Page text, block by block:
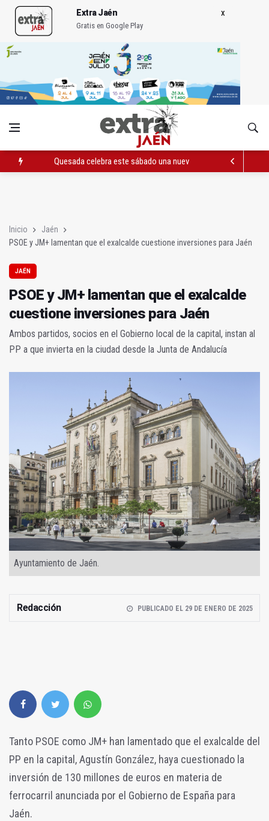
Extra Jaén
Gratis en Google Play
Quesada celebra este sábado una nueva jornada de Orgullo
Inicio
Jaén
PSOE y JM+ lamentan que el exalcalde cuestione inversiones para Jaén
JAÉN
PSOE y JM+ lamentan que el exalcalde
cuestione inversiones para Jaén
Ambos partidos, socios en el Gobierno local de la capital, instan al
PP a que invierta en la ciudad desde la Junta de Andalucía
Ayuntamiento de Jaén.
Redacción PUBLICADO EL 29 DE ENERO DE 2025
Tanto PSOE como JM+ han lamentado que el exalcalde del
PP en la capital, Agustín González, haya cuestionado la
inversión de 130 millones de euros en materia de
ferrocarril anunciada por el Gobierno de España para
Jaén.